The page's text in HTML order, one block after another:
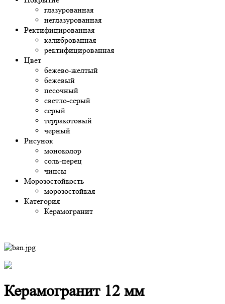
глазурованная
неглазурованная
Ректифицированная
калиброванная
ректифицированная
Цвет
бежево-желтый
бежевый
песочный
светло-серый
серый
терракотовый
черный
Рисунок
моноколор
соль-перец
чипсы
Морозостойкость
морозостойкая
Категория
Керамогранит
Керамогранит 12 мм